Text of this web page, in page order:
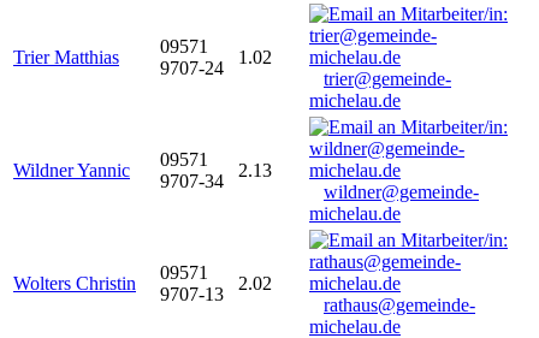
Trier Matthias
09571
9707-24
1.02
trier@gemeinde-
michelau.de
Wildner Yannic
09571
9707-34
2.13
wildner@gemeinde-
michelau.de
Wolters Christin
09571
9707-13
2.02
rathaus@gemeinde-
michelau.de